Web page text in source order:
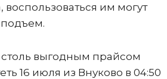
воспользоваться им могут
подъем.
столь выгодным прайсом
16 июля из Внуково в 04:50